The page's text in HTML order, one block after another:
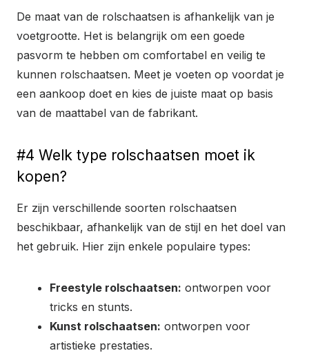
De maat van de rolschaatsen is afhankelijk van je
voetgrootte. Het is belangrijk om een ​​goede
pasvorm te hebben om comfortabel en veilig te
kunnen rolschaatsen. Meet je voeten op voordat je
een aankoop doet en kies de juiste maat op basis
van de maattabel van de fabrikant.
#4 Welk type rolschaatsen moet ik
kopen?
Er zijn verschillende soorten rolschaatsen
beschikbaar, afhankelijk van de stijl en het doel van
het gebruik. Hier zijn enkele populaire types:
Freestyle rolschaatsen: ontworpen voor
tricks en stunts.
Kunst rolschaatsen: ontworpen voor
artistieke prestaties.